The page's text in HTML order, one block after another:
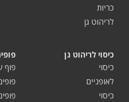
כריות
לריהוט גן
פוף
כיסוי לריהוט גן
כיסוי
לאופניים
כיסוי